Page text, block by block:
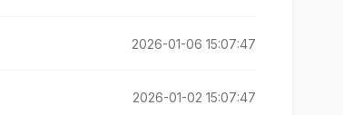
2026-01-06 15:07:47
2026-01-02 15:07:47